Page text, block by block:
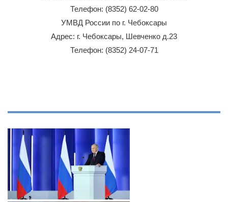
Телефон: (8352) 62-02-80
УМВД России по г. Чебоксары
Адрес: г. Чебоксары, Шевченко д.23
Телефон: (8352) 24-07-71